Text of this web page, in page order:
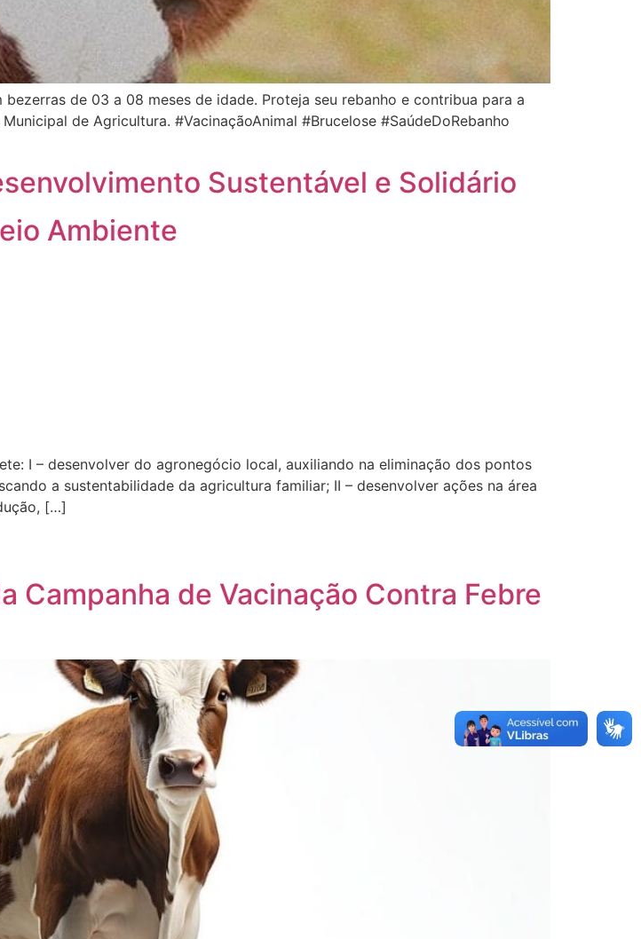
de 03 a 08 meses de idade. Proteja seu rebanho e contribua para a
de Agricultura. #VacinaçãoAnimal #Brucelose #SaúdeDoRebanho
Sustentável e Solidário
Ambiente
I – desenvolver do agronegócio local, auxiliando na eliminação dos pontos
a sustentabilidade da agricultura familiar; II – desenvolver ações na área
[…]
Campanha de Vacinação Contra Febre